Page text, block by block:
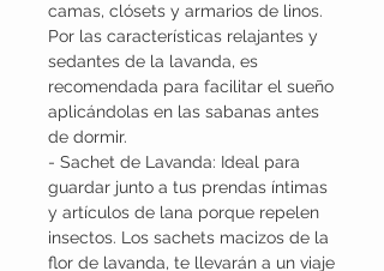
camas, clósets y armarios de linos.
Por las características relajantes y
sedantes de la lavanda, es
recomendada para facilitar el sueño
aplicándolas en las sabanas antes
de dormir.
- Sachet de Lavanda: Ideal para
guardar junto a tus prendas íntimas
y artículos de lana porque repelen
insectos. Los sachets macizos de la
flor de lavanda, te llevarán a un viaje